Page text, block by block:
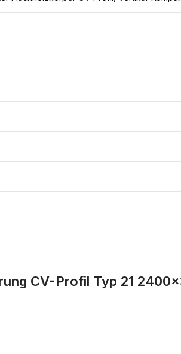
CV-Profil Typ 21